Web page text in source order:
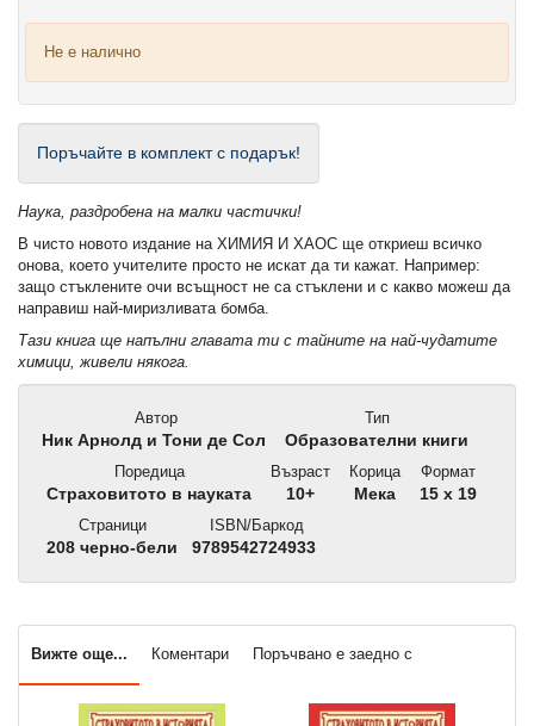
Не е налично
Поръчайте в комплект с подарък!
Наука, раздробена на малки частички!
В чисто новото издание на ХИМИЯ И ХАОС ще откриеш всичко
онова, което учителите просто не искат да ти кажат. Например:
защо стъклените очи всъщност не са стъклени и с какво можеш да
направиш най-миризливата бомба.
Тази книга ще напълни главата ти с тайните на най-чудатите
химици, живели някога.
Автор
Ник Арнолд и Тони де Сол
Тип
Образователни книги
Поредица
Страховитото в науката
Възраст
10+
Корица
Мека
Формат
15 x 19
Страници
208 черно-бели
ISBN/Баркод
9789542724933
Вижте още... Коментари Поръчвано е заедно с